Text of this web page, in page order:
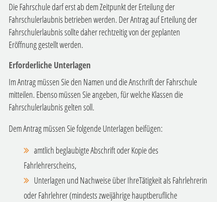
Die Fahrschule darf erst ab dem Zeitpunkt der Erteilung der
Fahrschulerlaubnis betrieben werden. Der Antrag auf Erteilung der
Fahrschulerlaubnis sollte daher rechtzeitig von der geplanten
Eröffnung gestellt werden.
Erforderliche Unterlagen
Im Antrag müssen Sie den Namen und die Anschrift der Fahrschule
mitteilen. Ebenso müssen Sie angeben, für welche Klassen die
Fahrschulerlaubnis gelten soll.
Dem Antrag müssen Sie folgende Unterlagen beifügen:
amtlich beglaubigte Abschrift oder Kopie des
Fahrlehrerscheins,
Unterlagen und Nachweise über IhreTätigkeit als Fahrlehrerin
oder Fahrlehrer (mindests zweijährige hauptberufliche